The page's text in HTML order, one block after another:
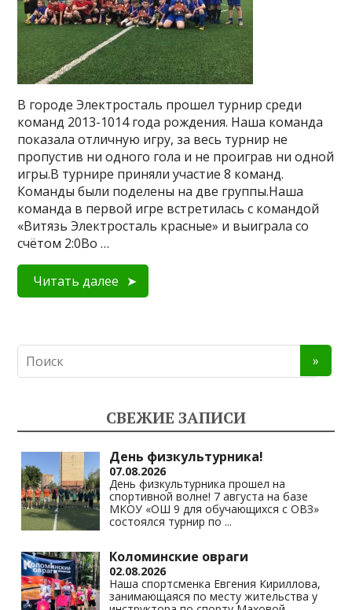
В городе Электросталь прошел турнир среди
команд 2013-1014 года рождения. Наша команда
показала отличную игру, за весь турнир не
пропустив ни одного гола и не проиграв ни одной
игры.В турнире приняли участие 8 команд.
Команды были поделены на две группы.Наша
команда в первой игре встретилась с командой
«Витязь Электросталь красные» и выиграла со
счётом 2:0Во …
Читать далее
СВЕЖИЕ ЗАПИСИ
День физкультурника!
07.08.2026
День физкультурника прошел на
спортивной волне! 7 августа на базе
МКОУ «ОШ 9 для обучающихся с ОВЗ»
состоялся турнир по ...
Коломинские овраги
02.08.2026
Наша спортсменка Евгения Кириллова,
занимающаяся по месту жительства у